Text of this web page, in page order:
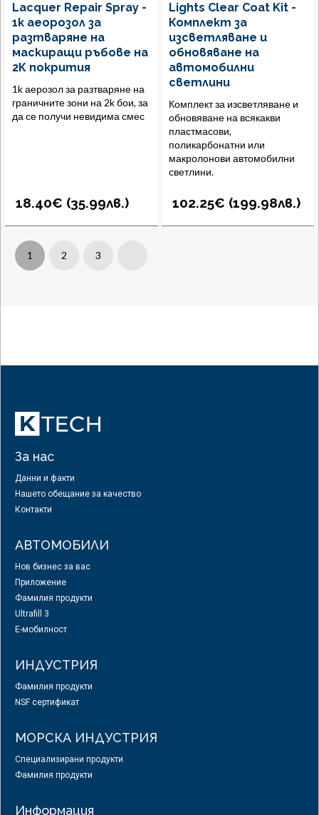
Lacquer Repair Spray -
1к аеорозол за
разтваряне на
маскиращи ръбове на
2К покрития
1k аерозол за разтваряне на
граничните зони на 2k бои, за
да се получи невидима смес
18.40€ (35.99лв.)
Lights Clear Coat Kit -
Комплект за
изсветляване и
обновяване на
автомобилни
светлини
Комплект за изсветляване и
обновяване на всякакви
пластмасови,
поликарбонатни или
макролонови автомобилни
светлини.
102.25€ (199.98лв.)
1 2 3
За нас
Данни и факти
Нашето обещание за качество
Контакти
АВТОМОБИЛИ
Нов бизнес за вас
Приложение
Фамилия продукти
Ultrafill 3
E-мобилност
ИНДУСТРИЯ
Фамилия продукти
NSF сертификат
МОРСКА ИНДУСТРИЯ
Специализирани продукти
Фамилия продукти
Информация